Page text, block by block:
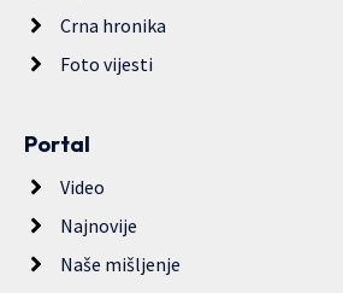
Crna hronika
Foto vijesti
Portal
Video
Najnovije
Naše mišljenje